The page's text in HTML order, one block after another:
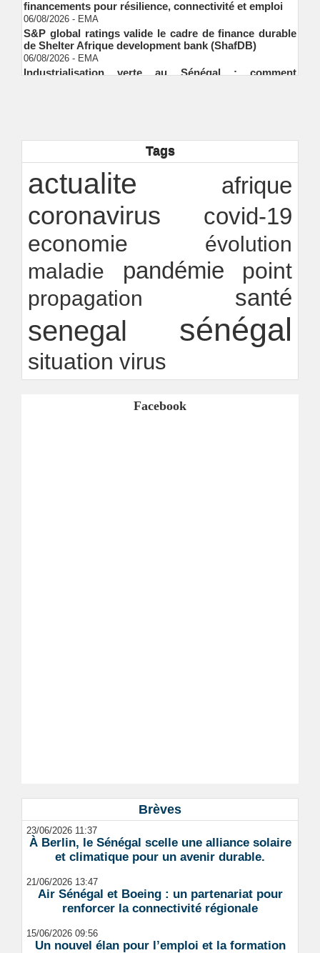
06/08/2026 -EMA
S&P global ratings valide le cadre de finance durable
de Shelter Afrique development bank (ShafDB)
06/08/2026 -EMA
Industrialisation verte au Sénégal : comment
transformer le dialogue d'experts en adhésion
Rapport Bceao 2025 : résilience, transition et
innovation
24/07/2026 Ndakhté M. GAYE
Tags
actualite afrique
coronavirus covid-19
economie
évolution
maladie
pandémie point
propagation santé
senegal sénégal
situation virus
Facebook
Brèves
23/06/2026 11:37
À Berlin, le Sénégal scelle une alliance solaire
et climatique pour un avenir durable.
21/06/2026 13:47
Air Sénégal et Boeing : un partenariat pour
renforcer la connectivité régionale
15/06/2026 09:56
Un nouvel élan pour l’emploi et la formation